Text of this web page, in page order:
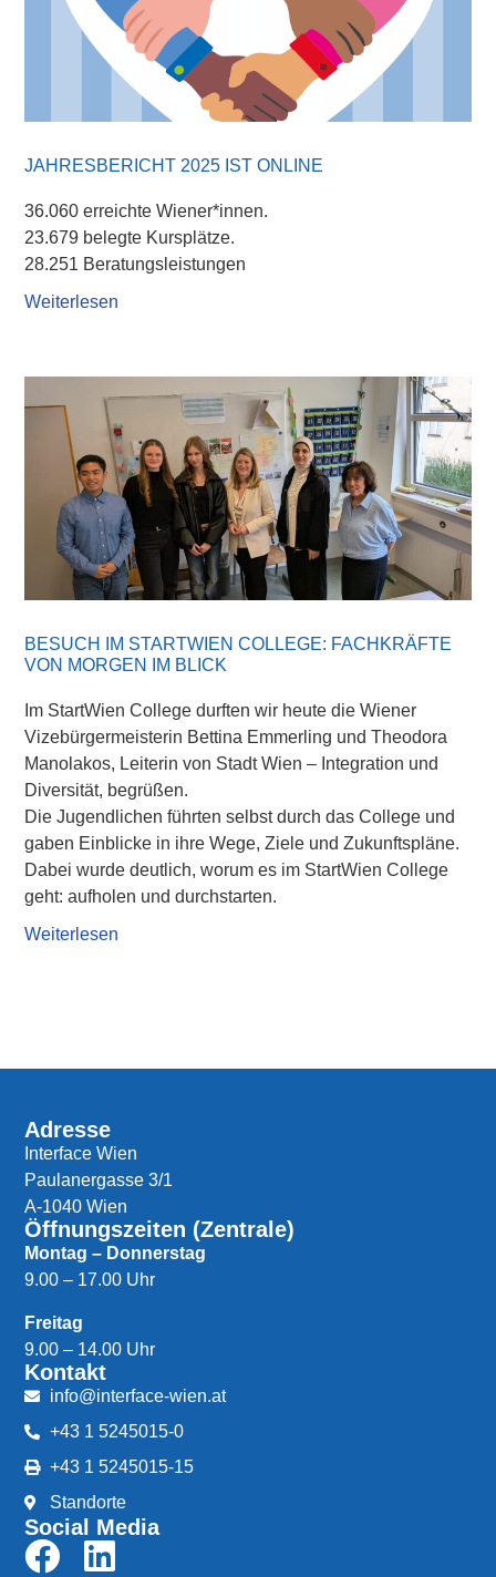
JAHRESBERICHT 2025 IST ONLINE
36.060 erreichte Wiener*innen.
23.679 belegte Kursplätze.
28.251 Beratungsleistungen
Weiterlesen
BESUCH IM STARTWIEN COLLEGE: FACHKRÄFTE
VON MORGEN IM BLICK
Im StartWien College durften wir heute die Wiener
Vizebürgermeisterin Bettina Emmerling und Theodora
Manolakos, Leiterin von Stadt Wien – Integration und
Diversität, begrüßen.
Die Jugendlichen führten selbst durch das College und
gaben Einblicke in ihre Wege, Ziele und Zukunftspläne.
Dabei wurde deutlich, worum es im StartWien College
geht: aufholen und durchstarten.
Weiterlesen
Adresse
Interface Wien
Paulanergasse 3/1
A-1040 Wien
Öffnungszeiten (Zentrale)
Montag – Donnerstag
9.00 – 17.00 Uhr
Freitag
9.00 – 14.00 Uhr
Kontakt
info@interface-wien.at
+43 1 5245015-0
+43 1 5245015-15
Standorte
Social Media